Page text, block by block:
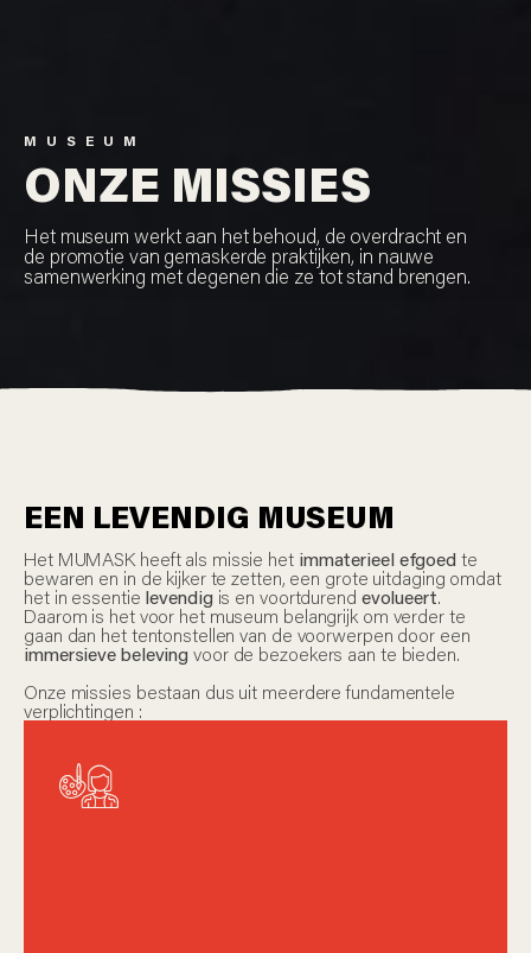
MUSEUM
ONZE MISSIES
Het museum werkt aan het behoud, de overdracht en
de promotie van gemaskerde praktijken, in nauwe
samenwerking met degenen die ze tot stand brengen.
EEN LEVENDIG MUSEUM
Het MUMASK heeft als missie het immaterieel efgoed te
bewaren en in de kijker te zetten, een grote uitdaging omdat
het in essentie levendig is en voortdurend evolueert.
Daarom is het voor het museum belangrijk om verder te
gaan dan het tentonstellen van de voorwerpen door een
immersieve beleving voor de bezoekers aan te bieden.
Onze missies bestaan dus uit meerdere fundamentele
verplichtingen :